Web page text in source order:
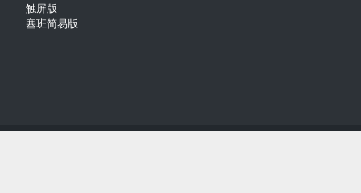
触屏版
塞班简易版